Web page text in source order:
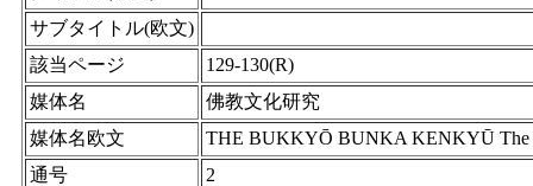
サブタイトル(欧文)
該当ページ
129-130(R)
媒体名
佛教文化研究
媒体名欧文
THE BUKKYŌ BUNKA KENKYŪ The
通号
2